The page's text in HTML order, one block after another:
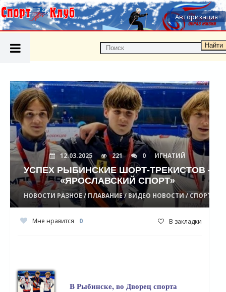
Авторизация
Найти
12.03.2025 221 0 ИГНАТИЙ
УСПЕХ РЫБИНСКИЕ ШОРТ-ТРЕКИСТОВ -
«ЯРОСЛАВСКИЙ СПОРТ»
НОВОСТИ РАЗНОЕ / ПЛАВАНИЕ / ВИДЕО НОВОСТИ / СПОРТ
Мне нравится 0 В закладки
В Рыбинске, во Дворец спорта